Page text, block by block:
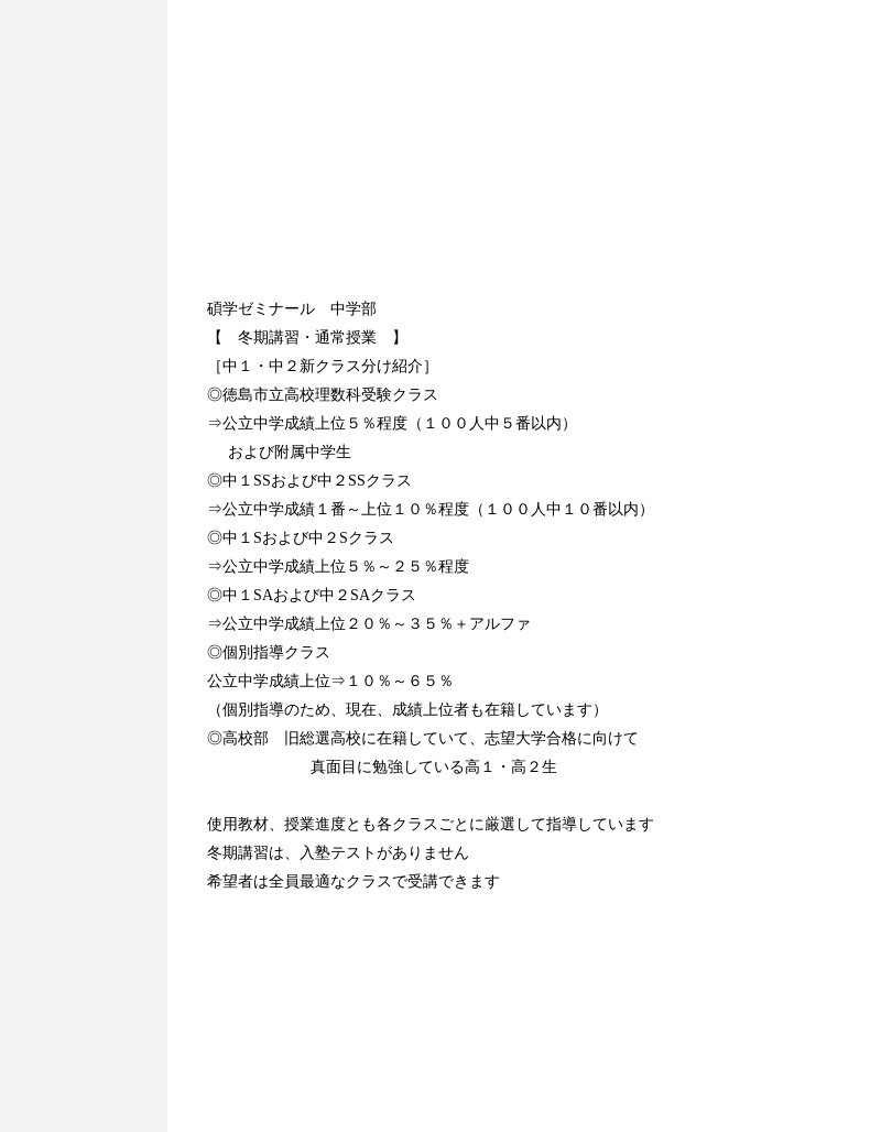
碩学ゼミナール 中学部
【 冬期講習・通常授業 】
［中１・中２新クラス分け紹介］
◎徳島市立高校理数科受験クラス
⇒公立中学成績上位５％程度（１００人中５番以内）
および附属中学生
◎中１ SSおよび中２ SSクラス
⇒公立中学成績１番～上位１０％程度（１００人中１０番以内）
◎中１ Sおよび中２ Sクラス
⇒公立中学成績上位５％～２５％程度
◎中１ SAおよび中２ SAクラス
⇒公立中学成績上位２０％～３５％＋アルファ
◎個別指導クラス
公立中学成績上位⇒１０％～６５％
（個別指導のため、現在、成績上位者も在籍しています）
◎高校部 旧総選高校に在籍していて、志望大学合格に向けて
真面目に勉強している高１・高２生
使用教材、授業進度とも各クラスごとに厳選して指導しています
冬期講習は、入塾テストがありません
希望者は全員最適なクラスで受講できます